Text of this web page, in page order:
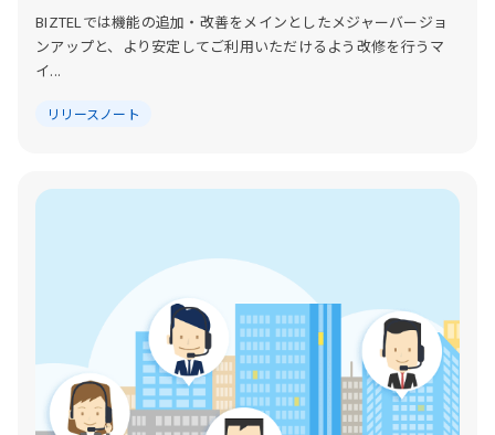
BIZTELでは機能の追加・改善をメインとしたメジャーバージョ
ンアップと、より安定してご利用いただけるよう改修を行うマ
イ...
リリースノート